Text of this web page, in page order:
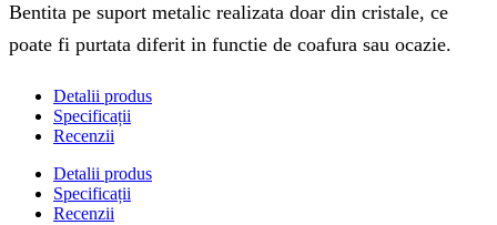
Bentita pe suport metalic realizata doar din cristale, ce
poate fi purtata diferit in functie de coafura sau ocazie.
Detalii produs
Specificații
Recenzii
Detalii produs
Specificații
Recenzii